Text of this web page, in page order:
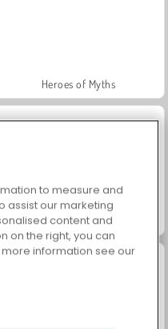
Heroes of Myths
Trollface Quest: USA 2
to measure and
assist our marketing
content and
on the right, you can
information see our